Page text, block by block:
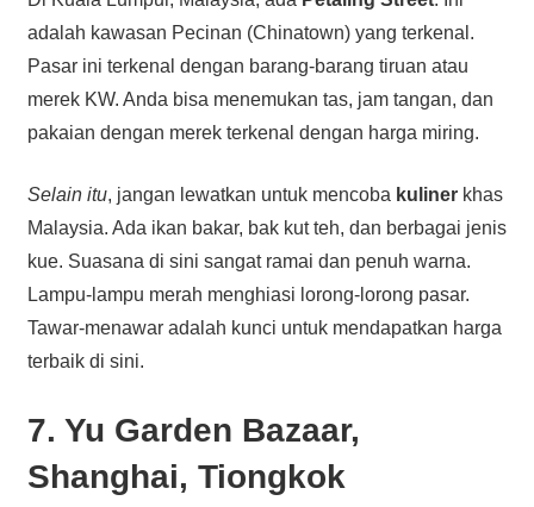
adalah kawasan Pecinan (Chinatown) yang terkenal.
Pasar ini terkenal dengan barang-barang tiruan atau
merek KW. Anda bisa menemukan tas, jam tangan, dan
pakaian dengan merek terkenal dengan harga miring.
Selain itu, jangan lewatkan untuk mencoba kulinerkhas
Malaysia. Ada ikan bakar, bak kut teh, dan berbagai jenis
kue. Suasana di sini sangat ramai dan penuh warna.
Lampu-lampu merah menghiasi lorong-lorong pasar.
Tawar-menawar adalah kunci untuk mendapatkan harga
terbaik di sini.
7. Yu Garden Bazaar,
Shanghai, Tiongkok